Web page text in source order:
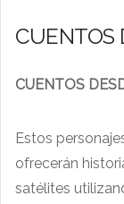
CUENTOS
CUENTOS
Estos
ofrecerán
satélites